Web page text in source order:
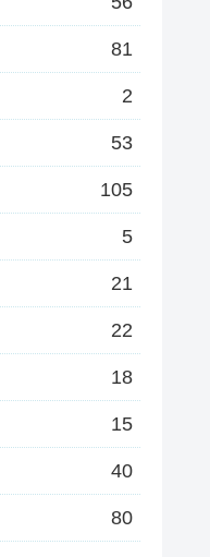
81
2
53
105
5
21
22
18
15
40
80